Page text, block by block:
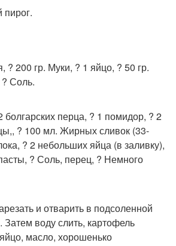
пирог.
? 200 гр. Муки, ? 1 яйцо, ? 50 гр.
Соль.
перца, ? 1 помидор, ? 2
? 100 мл. Жирных сливок (33-
? 2 небольших яйца (в заливку),
? Соль, перец, ? Немного
и отварить в подсоленной
Затем воду слить, картофель
масло, хорошенько